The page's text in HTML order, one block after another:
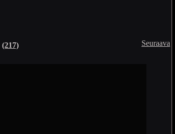
(217) Seuraava